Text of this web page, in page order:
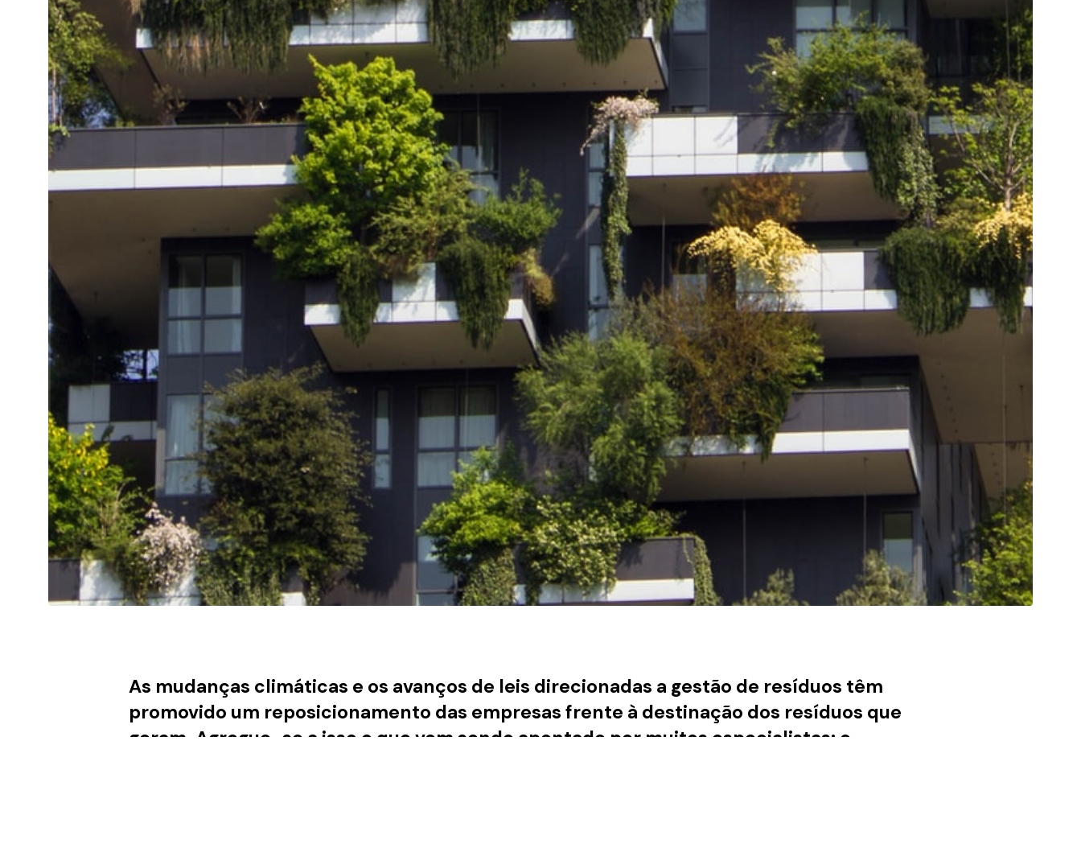
As mudanças climáticas e os avanços de leis direcionadas a gestão de resíduos têm
promovido um reposicionamento das empresas frente à destinação dos resíduos que
geram. Agregue-se a isso o que vem sendo apontado por muitos especialistas: o